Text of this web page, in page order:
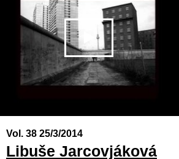
Vol. 38 25/3/2014
Libuše Jarcovjáková